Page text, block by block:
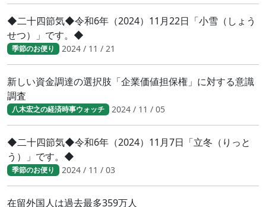
◆二十四節気◆令和6年（2024）11月22日「小雪（しょう
せつ）」です。◆
季節のお便り 2024 / 11 / 21
新しい資金調達の選択肢「企業価値担保権」に対する意識
調査
八木宏之の経済時事ウォッチ 2024 / 11 / 05
◆二十四節気◆令和6年（2024）11月7日「立冬（りっと
う）」です。◆
季節のお便り 2024 / 11 / 03
在留外国人は過去最多359万人